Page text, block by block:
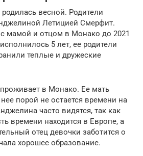
весной. Родители
Летицией Смерфит.
мамой и отцом в Монако до 2021
5 лет, ее родители
теплые и дружеские
в Монако. Ее мать
порой не остается времени на
часто видятся, так как
времени находится в Европе, а
отец девочки заботится о
хорошее образование.